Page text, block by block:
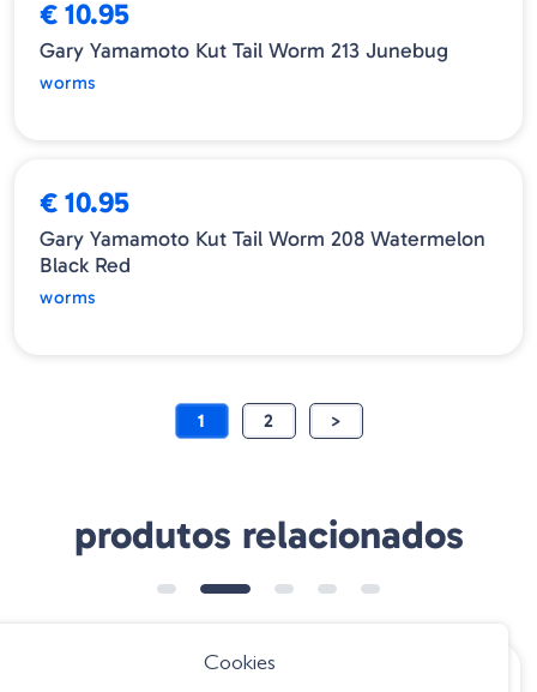
€ 10.95
Gary Yamamoto Kut Tail Worm 213 Junebug
worms
€ 10.95
Gary Yamamoto Kut Tail Worm 208 Watermelon
Black Red
worms
1 2 >
produtos relacionados
Cookies